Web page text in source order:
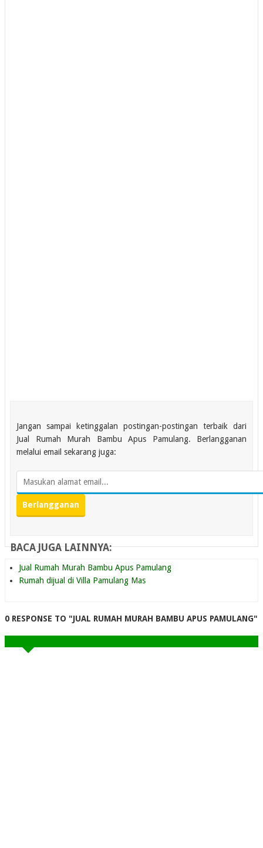
Jangan sampai ketinggalan postingan-postingan terbaik dari
Jual Rumah Murah Bambu Apus Pamulang. Berlangganan
melalui email sekarang juga:
BACA JUGA LAINNYA:
Jual Rumah Murah Bambu Apus Pamulang
Rumah dijual di Villa Pamulang Mas
0 RESPONSE TO "JUAL RUMAH MURAH BAMBU APUS PAMULANG"